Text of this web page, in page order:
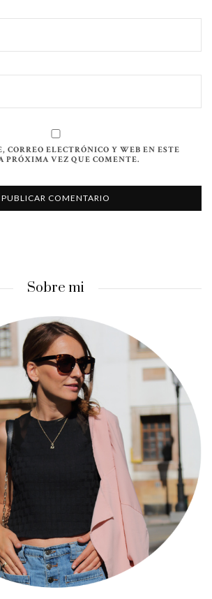
CORREO ELECTRÓNICO Y WEB EN ESTE
PRÓXIMA VEZ QUE COMENTE.
Sobre mi